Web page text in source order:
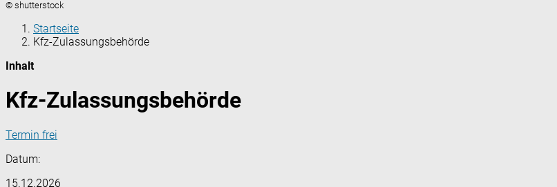
© shutterstock
Startseite
Kfz-Zulassungsbehörde
Inhalt
Kfz-Zulassungsbehörde
Termin frei
Datum:
15.12.2026